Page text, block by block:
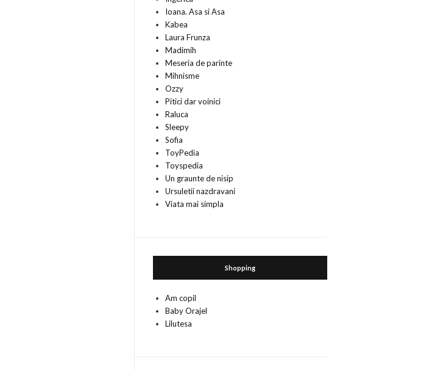
Ioana. Asa si Asa
Kabea
Laura Frunza
Madimih
Meseria de parinte
Mihnisme
Ozzy
Pitici dar voinici
Raluca
Sleepy
Sofia
ToyPedia
Toyspedia
Un graunte de nisip
Ursuletii nazdravani
Viata mai simpla
Shopping
Am copil
Baby Orajel
Lilutesa